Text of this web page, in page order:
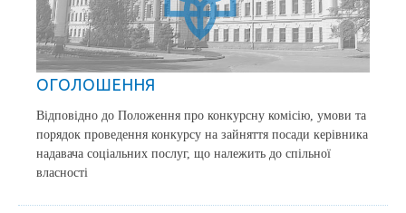
ОГОЛОШЕННЯ
Відповідно до Положення про конкурсну комісію, умови та
порядок проведення конкурсу на зайняття посади керівника
надавача соціальних послуг, що належить до спільної
власності